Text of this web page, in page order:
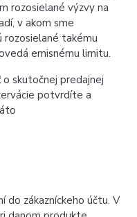
rozosielané výzvy na
v akom sme
takému
emisnému limitu.
skutočnej predajnej
potvrdíte a
do zákazníckeho účtu. V